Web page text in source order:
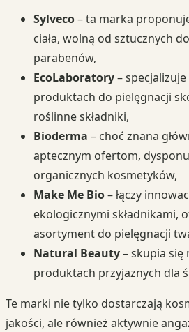
Sylveco– ta marka
ciała, wolną od sztucznych
parabenów,
EcoLaboratory–
produktach do pielęgnacji
roślinne składniki,
Bioderma – choć znana
aptecznym ofertom,
organicznych kosmetyków,
Make Me Bio– łączy
ekologicznymi składnikami,
asortyment do pielęgnacji
Natural Beauty– skupia się
produktach przyjaznych dla
Te marki nie tylko dostarczają
jakości, ale również aktywnie